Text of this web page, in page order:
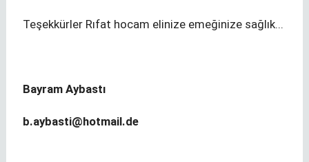
Teşekkürler Rıfat hocam elinize emeğinize sağlık...
Bayram Aybastı
b.aybasti@hotmail.de